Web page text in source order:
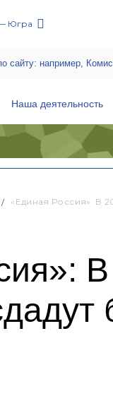
Югра
Наша деятельность
«Единая Россия»: В